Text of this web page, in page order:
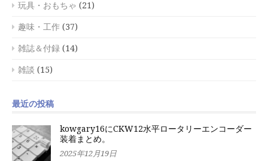
玩具・おもちゃ (21)
趣味・工作 (37)
雑誌＆付録 (14)
雑談 (15)
最近の投稿
kowgary16にCKW12水平ロータリーエンコーダー
装着まとめ。
2025年12月19日